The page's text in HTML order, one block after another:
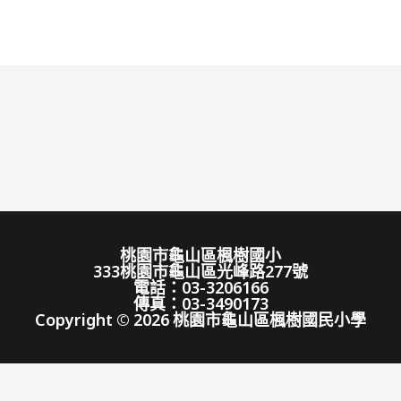
桃園市龜山區楓樹國小
333桃園市龜山區光峰路277號
電話：03-3206166
傳真：03-3490173
Copyright © 2026 桃園市龜山區楓樹國民小學